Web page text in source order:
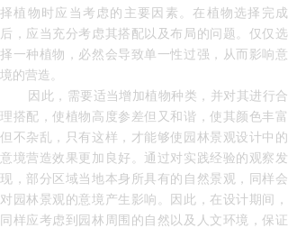
择植物时应当考虑的主要因素。在植物选择完成
后，应当充分考虑其搭配以及布局的问题。仅仅选
择一种植物，必然会导致单一性过强，从而影响意
境的营造。
因此，需要适当增加植物种类，并对其进行合
理搭配，使植物高度参差但又和谐，使其颜色丰富
但不杂乱，只有这样，才能够使园林景观设计中的
意境营造效果更加良好。通过对实践经验的观察发
现，部分区域当地本身所具有的自然景观，同样会
对园林景观的意境产生影响。因此，在设计期间，
同样应考虑到园林周围的自然以及人文环境，保证